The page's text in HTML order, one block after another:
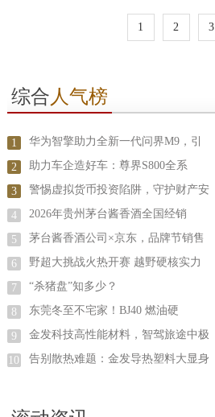
1 2 3
综合 人气榜
1 华为智擎助力全新一代问界M9，引
2 助力车企造好车：尊界S800全系
3 警惕虚拟货币投资陷阱，守护财产安
4 2026年贵州茅台酱香酒全国经销
5 茅台酱香酒公司×京东，品牌节销售
6 野超大挑战火热开赛 越野硬核实力
7 “杀猪盘”知多少？
8 东莞冬至不宅家！BJ40 燃油硬
9 金发科技高性能材料，智驾旅途中极
10 告别散热难题：金发导热塑料大显身